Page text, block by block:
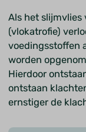
Als het slijmvlies
(vlokatrofie)
voedingsstoffen
worden
Hierdoor
ontstaan
ernstiger de